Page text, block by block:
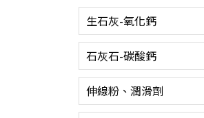
生石灰-氧化鈣
石灰石-碳酸鈣
伸線粉、潤滑劑